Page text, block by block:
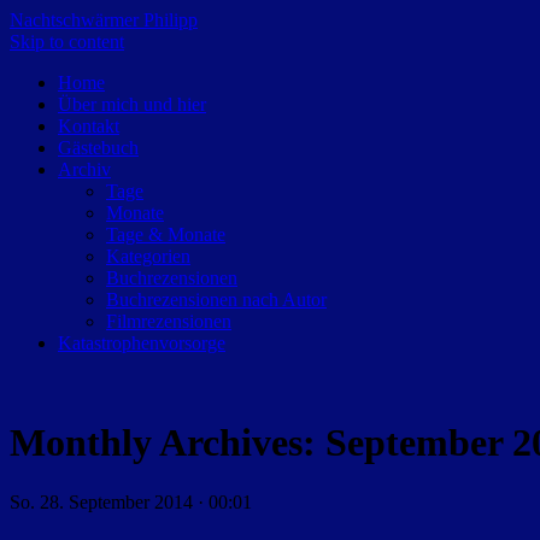
Nachtschwärmer Philipp
Skip to content
Home
Über mich und hier
Kontakt
Gästebuch
Archiv
Tage
Monate
Tage & Monate
Kategorien
Buchrezensionen
Buchrezensionen nach Autor
Filmrezensionen
Katastrophenvorsorge
Monthly Archives: September
So. 28. September 2014 · 00:01